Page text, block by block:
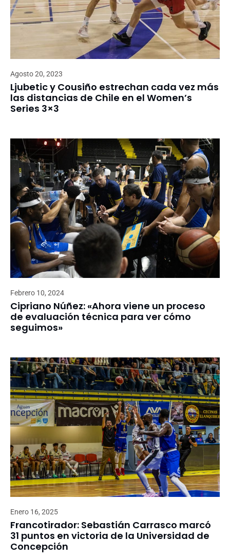
Agosto 20, 2023
Ljubetic y Cousiño estrechan cada vez más
las distancias de Chile en el Women’s
Series 3×3
Febrero 10, 2024
Cipriano Núñez: «Ahora viene un proceso
de evaluación técnica para ver cómo
seguimos»
Enero 16, 2025
Francotirador: Sebastián Carrasco marcó
31 puntos en victoria de la Universidad de
Concepción